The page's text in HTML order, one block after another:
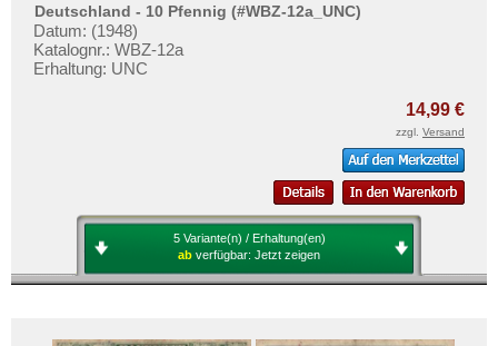
Deutschland - 10 Pfennig (#WBZ-12a_UNC)
Datum: (1948)
Katalognr.: WBZ-12a
Erhaltung: UNC
14,99 €
zzgl. Versand
5 Variante(n) / Erhaltung(en)
ab verfügbar: Jetzt zeigen